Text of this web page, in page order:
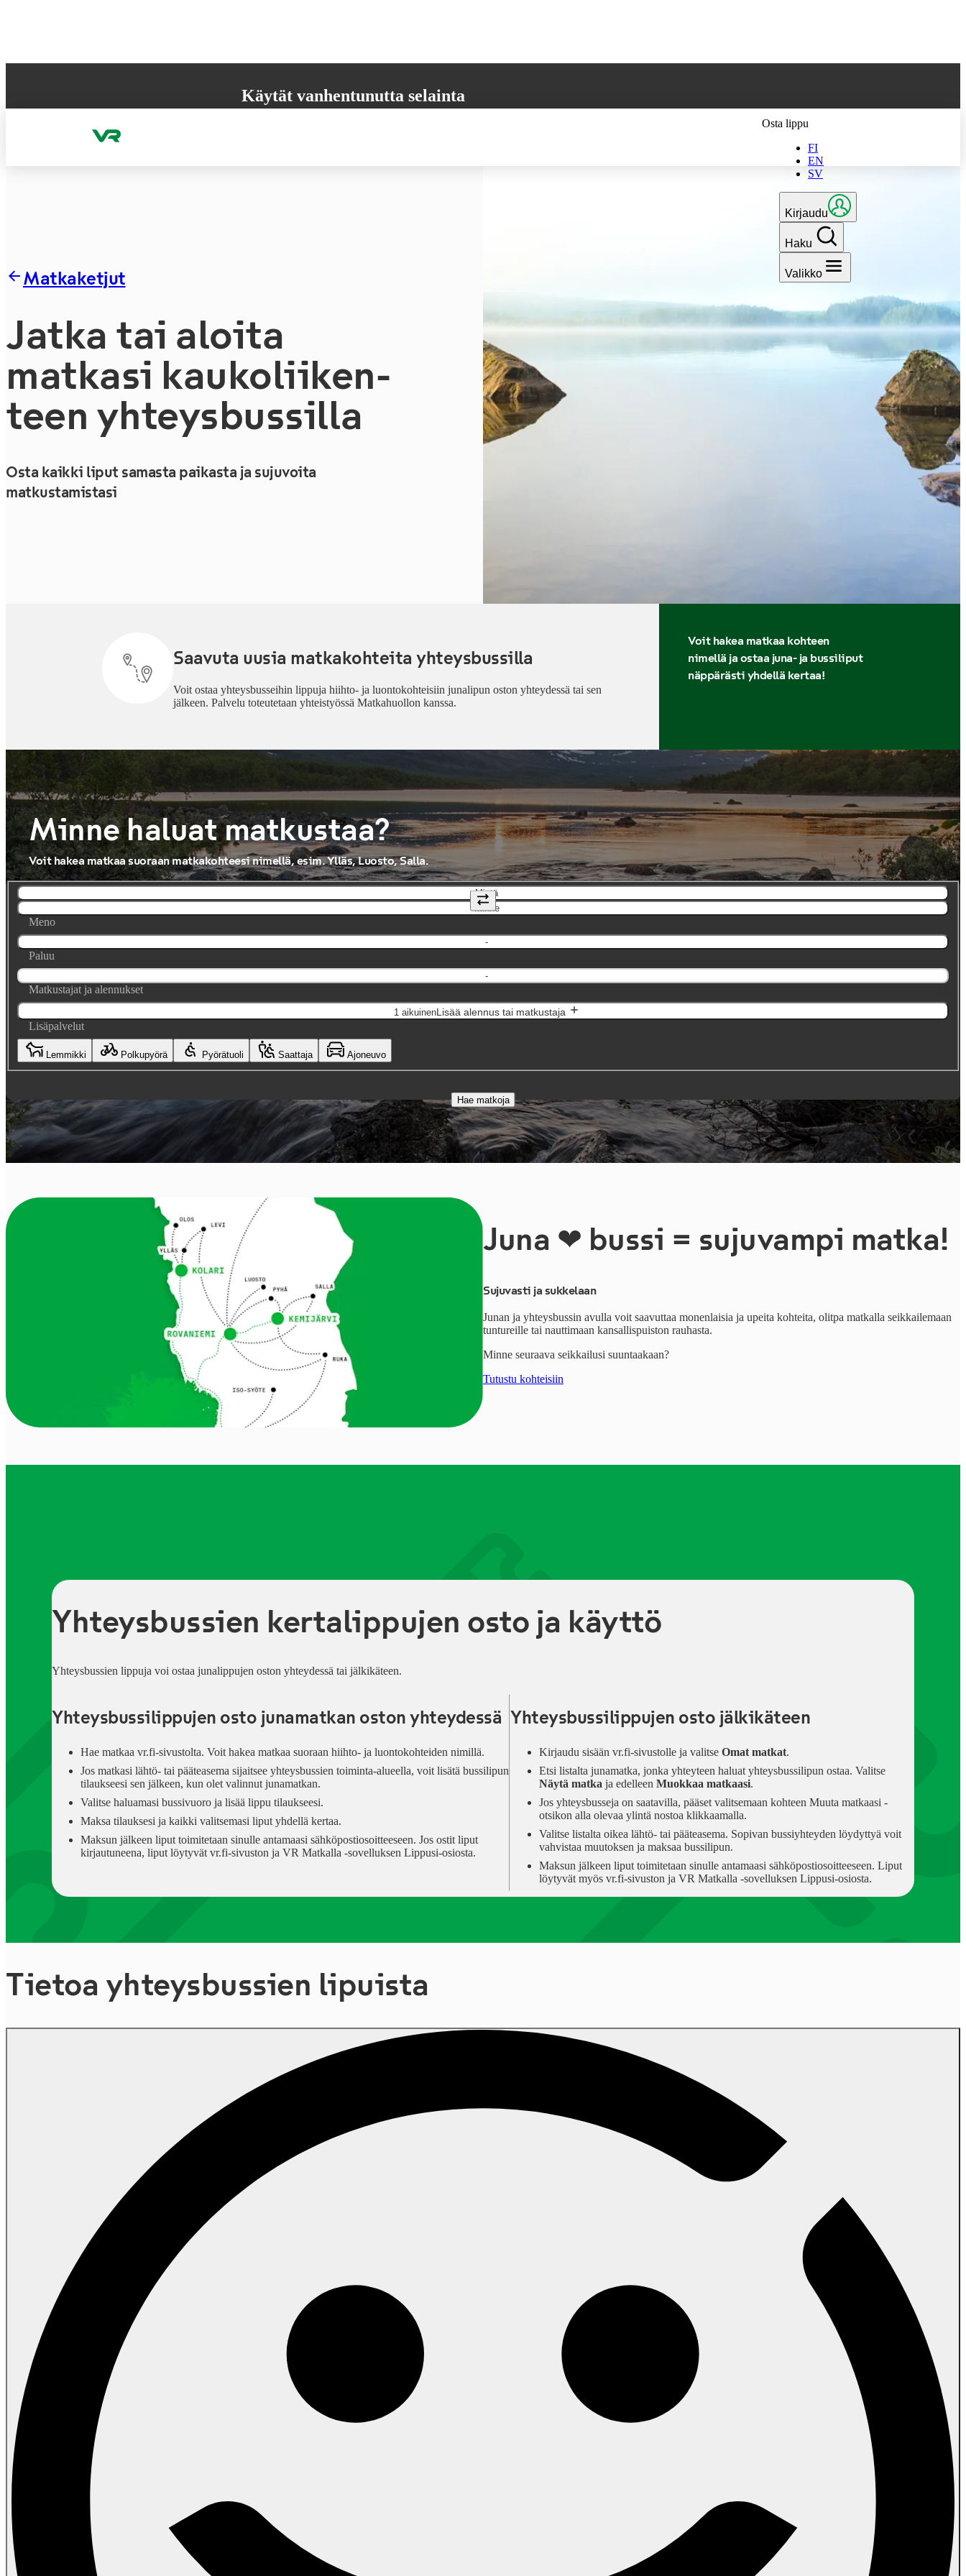
Käytät vanhentunutta selainta
Osta lippu
FI
EN
SV
Kirjaudu
Haku
Valikko
Matkaketjut
Jatka tai aloita
matkasi kau­ko­lii­ken­
teen yh­teys­bus­sil­la
Osta kaikki liput samasta paikasta ja sujuvoita
matkustamistasi
Saavuta uusia matkakohteita yhteysbussilla
Voit ostaa yhteysbusseihin lippuja hiihto- ja luontokohteisiin junalipun oston yhteydessä tai sen
jälkeen. Palvelu toteutetaan yhteistyössä Matkahuollon kanssa.
Voit hakea matkaa kohteen
nimellä ja ostaa juna- ja bussiliput
näppärästi yhdellä kertaa!
Minne haluat matkustaa?
Voit hakea matkaa suoraan matkakohteesi nimellä, esim. Ylläs, Luosto, Salla.
Mistä
Minne
Meno
-
Paluu
-
Matkustajat ja alennukset
1 aikuinenLisää alennus tai matkustaja
Lisäpalvelut
Lemmikki Polkupyörä Pyörätuoli Saattaja Ajoneuvo
Hae matkoja
Juna ❤️ bussi = sujuvampi matka!
Sujuvasti ja sukkelaan
Junan ja yhteysbussin avulla voit saavuttaa monenlaisia ja upeita kohteita, olitpa matkalla seikkailemaan
tuntureille tai nauttimaan kansallispuiston rauhasta.
Minne seuraava seikkailusi suuntaakaan?
Tutustu kohteisiin
Yhteysbussien kertalippujen osto ja käyttö
Yhteysbussien lippuja voi ostaa junalippujen oston yhteydessä tai jälkikäteen.
Yhteysbussilippujen osto junamatkan oston yhteydessä
Hae matkaa vr.fi-sivustolta. Voit hakea matkaa suoraan hiihto- ja luontokohteiden nimillä.
Jos matkasi lähtö- tai pääteasema sijaitsee yhteysbussien toiminta-alueella, voit lisätä bussilipun
tilaukseesi sen jälkeen, kun olet valinnut junamatkan.
Valitse haluamasi bussivuoro ja lisää lippu tilaukseesi.
Maksa tilauksesi ja kaikki valitsemasi liput yhdellä kertaa.
Maksun jälkeen liput toimitetaan sinulle antamaasi sähköpostiosoitteeseen. Jos ostit liput
kirjautuneena, liput löytyvät vr.fi-sivuston ja VR Matkalla -sovelluksen Lippusi-osiosta.
Yhteysbussilippujen osto jälkikäteen
Kirjaudu sisään vr.fi-sivustolle ja valitseOmat matkat.
Etsi listalta junamatka, jonka yhteyteen haluat yhteysbussilipun ostaa. Valitse
Näytä matka ja edelleenMuokkaa matkaasi.
Jos yhteysbusseja on saatavilla, pääset valitsemaan kohteen Muuta matkaasi -
otsikon alla olevaa ylintä nostoa klikkaamalla.
Valitse listalta oikea lähtö- tai pääteasema. Sopivan bussiyhteyden löydyttyä voit
vahvistaa muutoksen ja maksaa bussilipun.
Maksun jälkeen liput toimitetaan sinulle antamaasi sähköpostiosoitteeseen. Liput
löytyvät myös vr.fi-sivuston ja VR Matkalla -sovelluksen Lippusi-osiosta.
Tietoa yhteysbussien lipuista